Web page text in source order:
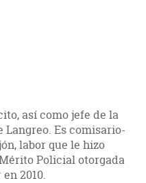
así como jefe de la
Langreo. Es comisario-
labor que le hizo
Policial otorgada
2010.